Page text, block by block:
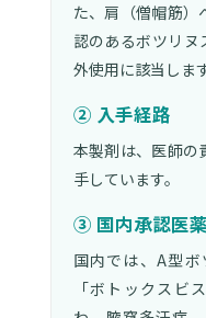
た、肩（僧帽筋）
認のあるボツリヌ
外使用に該当します
② 入手経路
本製剤は、医師の
手しています。
③ 国内承認医
国内では、A型
「ボトックスビ